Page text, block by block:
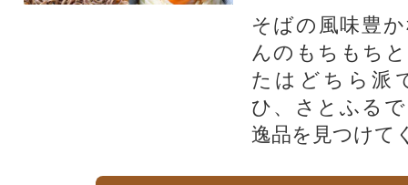
そばの風味豊
んのもちもち
たはどちら派
ひ、さとふる
逸品を見つけて